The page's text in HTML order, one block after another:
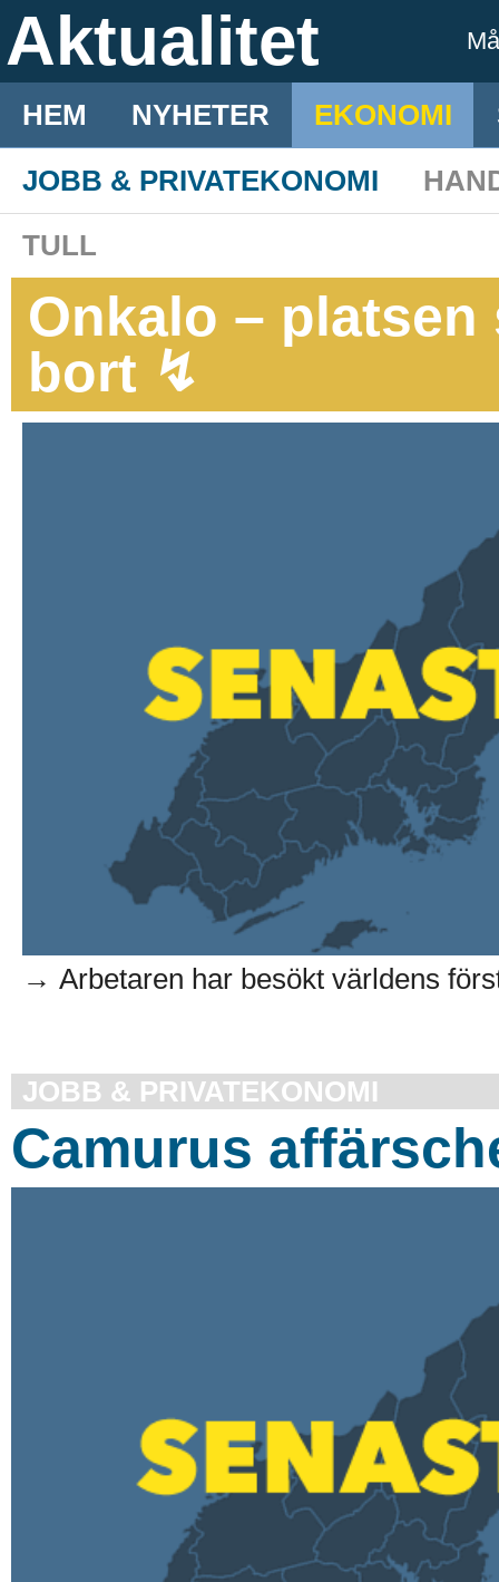
Aktualitet
HEM NYHETER EKONOMI
JOBB & PRIVATEKONOMI
TULL
Onkalo –
bort ↯
→ Arbetaren har besökt världens
JOBB & PRIVATEKONOMI
Camurus